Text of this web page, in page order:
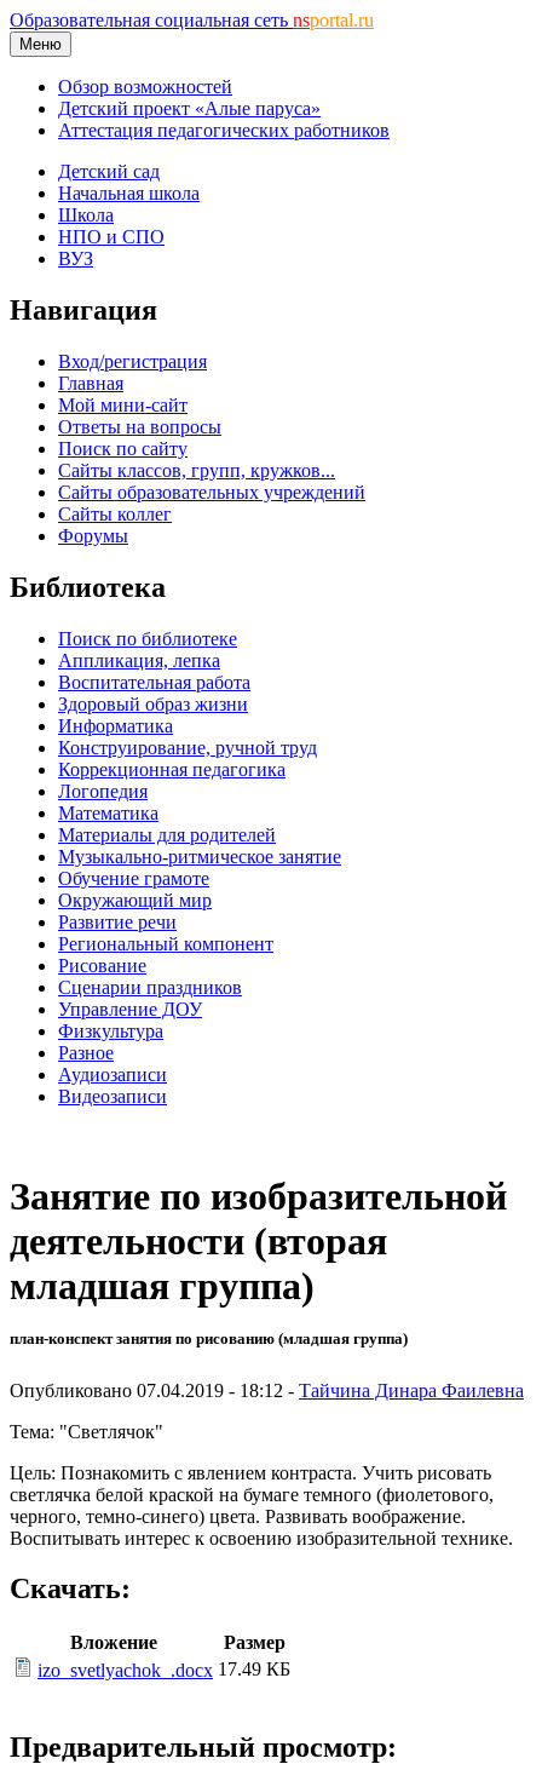
Образовательная социальная сеть nsportal.ru
Меню
Обзор возможностей
Детский проект «Алые паруса»
Аттестация педагогических работников
Детский сад
Начальная школа
Школа
НПО и СПО
ВУЗ
Навигация
Вход/регистрация
Главная
Мой мини-сайт
Ответы на вопросы
Поиск по сайту
Сайты классов, групп, кружков...
Сайты образовательных учреждений
Сайты коллег
Форумы
Библиотека
Поиск по библиотеке
Аппликация, лепка
Воспитательная работа
Здоровый образ жизни
Информатика
Конструирование, ручной труд
Коррекционная педагогика
Логопедия
Математика
Материалы для родителей
Музыкально-ритмическое занятие
Обучение грамоте
Окружающий мир
Развитие речи
Региональный компонент
Рисование
Сценарии праздников
Управление ДОУ
Физкультура
Разное
Аудиозаписи
Видеозаписи
Занятие по изобразительной
деятельности (вторая
младшая группа)
план-конспект занятия по рисованию (младшая группа)
Опубликовано 07.04.2019 - 18:12 - Тайчина Динара Фаилевна
Тема: "Светлячок"
Цель: Познакомить с явлением контраста. Учить рисовать
светлячка белой краской на бумаге темного (фиолетового,
черного, темно-синего) цвета. Развивать воображение.
Воспитывать интерес к освоению изобразительной технике.
Скачать:
Вложение
Размер
izo_svetlyachok_.docx 17.49 КБ
Предварительный просмотр: